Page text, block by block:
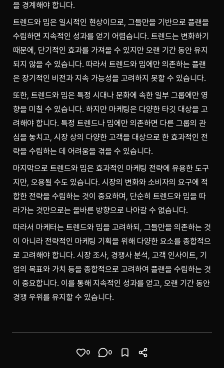
을 경계해야 합니다.
트렌드와 밈은 일시적인 현상이므로, 그들만을 기반으로 플랜을
수립하면 지속적인 성과를 얻기 어렵습니다. 트렌드는 변화하기
때문에, 단기적인 효과를 가져올 수 있지만 오랜 기간 동안 유지
되지 않을 수 있습니다. 따라서 트렌드와 밈에만 의존하는 플랜
은 장기적인 비전과 지속 가능성을 고려하지 못할 수 있습니다.
또한, 트렌드와 밈은 특정 시대나 문화에 속한 일부 그룹에만 영
향을 미칠 수 있습니다. 하지만 마케팅은 다양한 타깃 대상을 고
려해야 합니다. 특정 트렌드나 밈에만 의존하면 다른 그룹의 관
심을 놓치고, 시장 상의 다양한 고객을 대상으로 한 효과적인 전
략을 수립하는 데 어려움을 겪을 수 있습니다.
마지막으로 트렌드와 밈은 효과적인 마케팅 전략에 유용한 도구
지만, 오용될 수도 있습니다. 시장의 변화와 소비자의 요구에 적
합한 전략을 수립하는 것이 중요하며, 단순히 트렌드와 밈을 따
라가는 것만으로는 올바른 방향으로 나아갈 수 없습니다.
따라서 마케터는 트렌드와 밈을 고려하되, 그들만을 의존하는 것
이 아니라 전략적인 마케팅 기획을 위해 다양한 요소를 종합적으
로 고려해야 합니다. 시장 조사, 경쟁사 분석, 고객 인사이트, 기
업의 목표와 가치 등을 종합적으로 고려하여 플랜을 수립하는 것
이 중요합니다. 이를 통해 지속적인 성과를 얻고, 오랜 기간 동안
경쟁 우위를 유지할 수 있습니다.
0 0